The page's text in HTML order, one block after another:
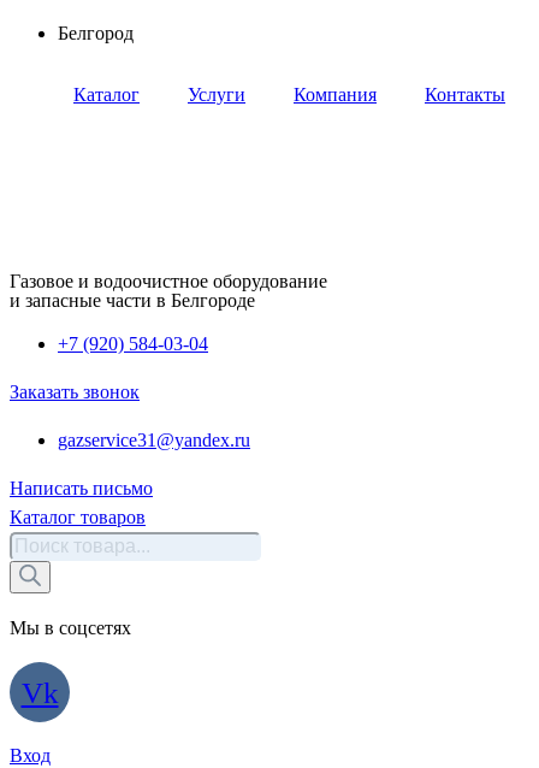
Перейти
содержимому
Белгород
Каталог Услуги Компания Контакты
Газовое и водоочистное оборудование
и запасные части в Белгороде
+7 (920) 584-03-04
Заказать звонок
gazservice31@yandex.ru
Написать письмо
Каталог товаров
Поиск
товаров
Мы в соцсетях
Vk
Вход